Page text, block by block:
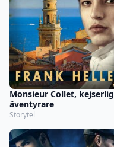
Monsieur Collet, kejserlig
äventyrare
Storytel